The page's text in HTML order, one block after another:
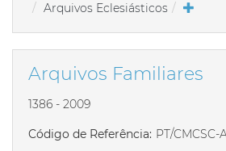
Arquivos Eclesiásticos
Arquivos Familiares
1386 - 2009
Código de Referência: PT/CMCSC-